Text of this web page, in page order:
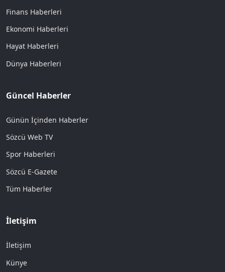
Finans Haberleri
Ekonomi Haberleri
Hayat Haberleri
Dünya Haberleri
Güncel Haberler
Günün İçinden Haberler
Sözcü Web TV
Spor Haberleri
Sözcü E-Gazete
Tüm Haberler
İletişim
İletişim
Künye